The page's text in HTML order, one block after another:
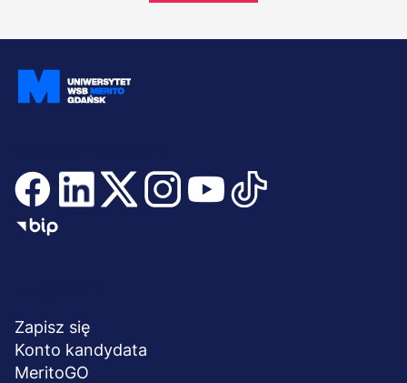
stopka
Zapisz się
Konto kandydata
MeritoGO